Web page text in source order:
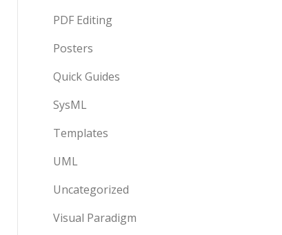
PDF Editing
Posters
Quick Guides
SysML
Templates
UML
Uncategorized
Visual Paradigm